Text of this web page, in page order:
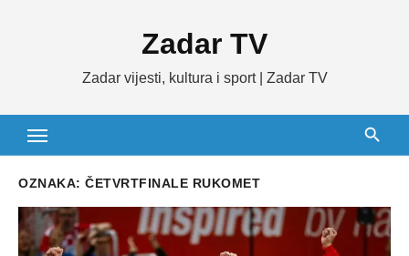
Zadar TV
Zadar vijesti, kultura i sport | Zadar TV
OZNAKA: ČETVRTFINALE RUKOMET